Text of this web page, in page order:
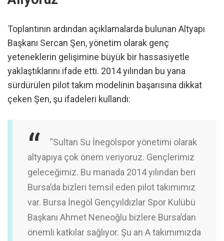
Toplantının ardından açıklamalarda bulunan Altyapı
Başkanı Sercan Şen, yönetim olarak genç
yeteneklerin gelişimine büyük bir hassasiyetle
yaklaştıklarını ifade etti. 2014 yılından bu yana
sürdürülen pilot takım modelinin başarısına dikkat
çeken Şen, şu ifadeleri kullandı:
“Sultan Su İnegölspor yönetimi olarak
altyapıya çok önem veriyoruz. Gençlerimiz
geleceğimiz. Bu manada 2014 yılından beri
Bursa’da bizleri temsil eden pilot takımımız
var. Bursa İnegöl Gençyıldızlar Spor Kulübü
Başkanı Ahmet Neneoğlu bizlere Bursa’dan
önemli katkılar sağlıyor. Şu an A takımımızda